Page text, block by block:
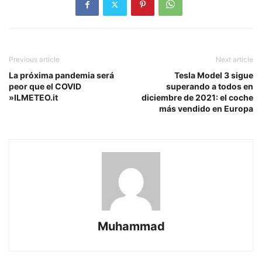
Previous article
La próxima pandemia será
peor que el COVID
»ILMETEO.it
Next article
Tesla Model 3 sigue
superando a todos en
diciembre de 2021: el coche
más vendido en Europa
Muhammad